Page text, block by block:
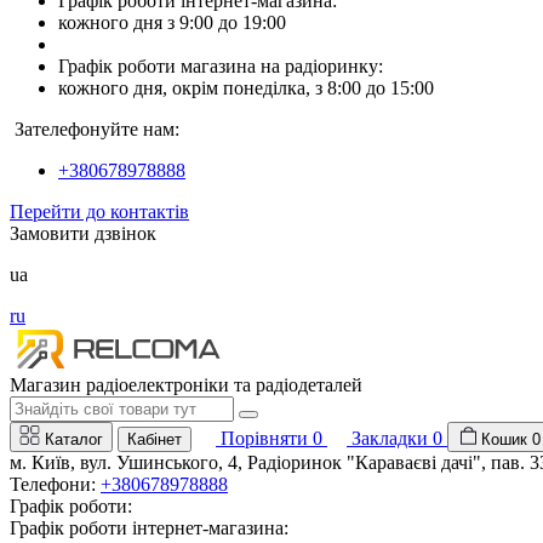
кожного дня з 9:00 до 19:00
Графік роботи магазина на радіоринку:
кожного дня, окрім понеділка, з 8:00 до 15:00
Зателефонуйте нам:
+380678978888
Перейти до контактів
Замовити дзвінок
ua
ru
Магазин радіоелектроніки та радіодеталей
Каталог Кабінет Порівняти 0 Закладки 0 Кошик 0
м. Київ, вул. Ушинського, 4, Радіоринок "Караваєві дачі", пав.
Телефони: +380678978888
Графік роботи:
Графік роботи інтернет-магазина: